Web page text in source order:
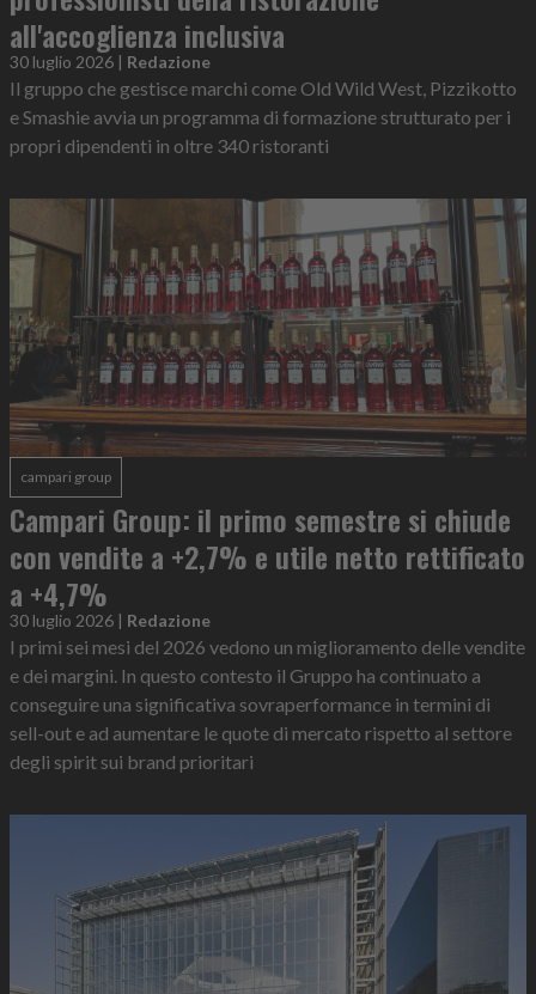
all'accoglienza inclusiva
30 luglio 2026 | Redazione
Il gruppo che gestisce marchi come Old Wild West, Pizzikotto
e Smashie avvia un programma di formazione strutturato per i
propri dipendenti in oltre 340 ristoranti
campari group
Campari Group: il primo semestre si chiude
con vendite a +2,7% e utile netto rettificato
a +4,7%
30 luglio 2026 | Redazione
I primi sei mesi del 2026 vedono un miglioramento delle vendite
e dei margini. In questo contesto il Gruppo ha continuato a
conseguire una significativa sovraperformance in termini di
sell-out e ad aumentare le quote di mercato rispetto al settore
degli spirit sui brand prioritari